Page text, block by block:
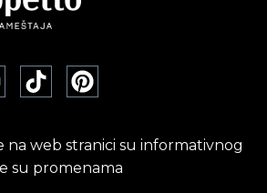
na web stranici su informativnog
su promenama